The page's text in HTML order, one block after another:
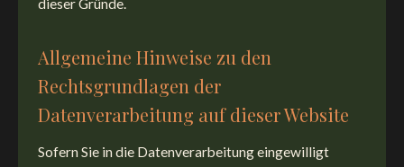
dieser Gründe.
Allgemeine Hinweise zu den
Rechtsgrundlagen der
Datenverarbeitung auf dieser Website
Sofern Sie in die Datenverarbeitung eingewilligt